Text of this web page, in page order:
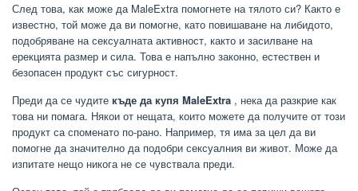
След това, как може да MaleExtra помогнете на тялото си? Както е
известно, той може да ви помогне, като повишаване на либидото,
подобряване на сексуалната активност, както и засилване на
ерекцията размер и сила. Това е напълно законно, естествен и
безопасен продукт със сигурност.
Преди да се чудите къде да купя MaleExtra , нека да разкрие как
това ни помага. Някои от нещата, които можете да получите от този
продукт са споменато по-рано. Например, тя има за цел да ви
помогне да значително да подобри сексуалния ви живот. Може да
изпитате нещо никога не се чувствала преди.